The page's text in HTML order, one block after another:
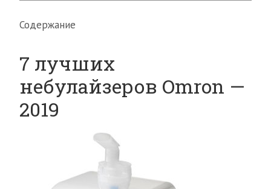
Содержание
7 лучших
небулайзеров Omron —
2019